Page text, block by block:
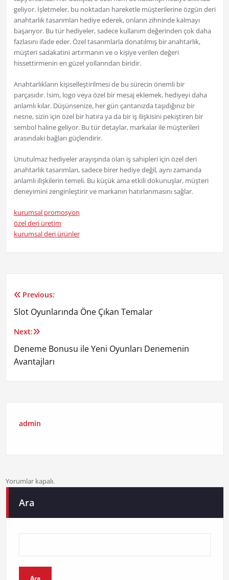
geliyor. İşletmeler, bu noktadan hareketle müşterilerine özgün deri
anahtarlık tasarımları hediye ederek, onların zihninde kalmayı
başarıyor. Bu tür hediyeler, sadece kullanım değerinden çok daha
fazlasını ifade eder. Özel tasarımlarla donatılmış bir anahtarlık,
müşteri sadakatini artırmanın ve o kişiye verilen değeri
hissettirmenin en güzel yollarından biridir.
Anahtarlıkların kişiselleştirilmesi de bu sürecin önemli bir
parçasıdır. İsim, logo veya özel bir mesaj eklemek, hediyeyi daha
anlamlı kılar. Düşünsenize, her gün çantanızda taşıdığınız bir
nesne, sizin için özel bir hatıra ya da bir iş ilişkisini pekiştiren bir
sembol haline geliyor. Bu tür detaylar, markalar ile müşterileri
arasındaki bağları güçlendirir.
Unutulmaz hediyeler arayışında olan iş sahipleri için özel deri
anahtarlık tasarımları, sadece birer hediye değil, aynı zamanda
anlamlı ilişkilerin temeli. Bu küçük ama etkili dokunuşlar, müşteri
deneyimini zenginleştirir ve markanın hatırlanmasını sağlar.
kurumsal promosyon
özel deri üretim
kurumsal deri ürünler
Yazı
gezinmesi
Previous:
Slot Oyunlarında Öne Çıkan Temalar
Next:
Deneme Bonusu ile Yeni Oyunları Denemenin
Avantajları
admin
Yorumlar kapalı.
Ara